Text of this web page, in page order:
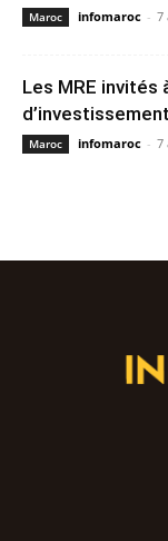
Maroc infomaroc - 7
Les MRE
Maroc infomaroc - 7